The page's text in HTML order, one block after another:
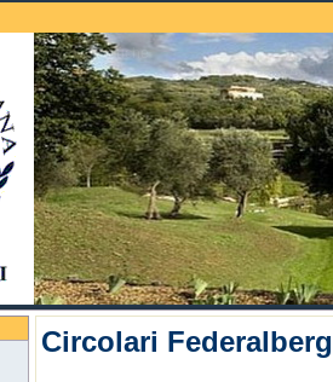
Il Golf 18 buche
Circolari